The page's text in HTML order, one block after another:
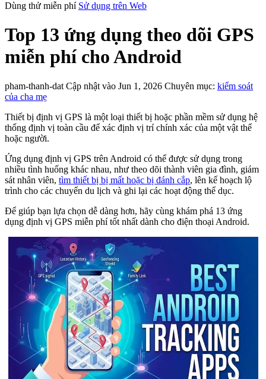
Dùng thử miễn phí Sử dụng trên Web
Top 13 ứng dụng theo dõi GPS
miễn phí cho Android
pham-thanh-dat Cập nhật vào Jun 1, 2026 Chuyên mục: kiểm soát
của cha mẹ
Thiết bị định vị GPS là một loại thiết bị hoặc phần mềm sử dụng hệ
thống định vị toàn cầu để xác định vị trí chính xác của một vật thể
hoặc người.
Ứng dụng định vị GPS trên Android có thể được sử dụng trong
nhiều tình huống khác nhau, như theo dõi thành viên gia đình, giám
sát nhân viên, tìm thiết bị bị mất hoặc bị đánh cắp, lên kế hoạch lộ
trình cho các chuyến du lịch và ghi lại các hoạt động thể dục.
Để giúp bạn lựa chọn dễ dàng hơn, hãy cùng khám phá 13 ứng
dụng định vị GPS miễn phí tốt nhất dành cho điện thoại Android.